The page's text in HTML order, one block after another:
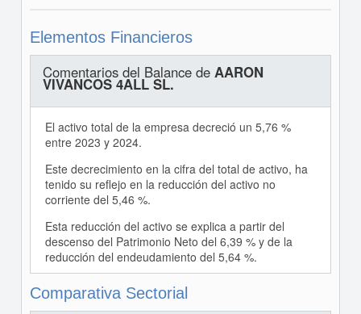
Elementos Financieros
Comentarios del Balance de AARON
VIVANCOS 4ALL SL.
El activo total de la empresa decreció un 5,76 %
entre 2023 y 2024.
Este decrecimiento en la cifra del total de activo, ha
tenido su reflejo en la reducción del activo no
corriente del 5,46 %.
Esta reducción del activo se explica a partir del
descenso del Patrimonio Neto del 6,39 % y de la
reducción del endeudamiento del 5,64 %.
Comparativa Sectorial